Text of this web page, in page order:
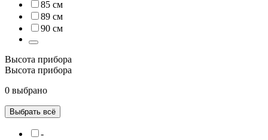
85 см
89 см
90 см
Высота прибора
Высота прибора
0 выбрано
Выбрать всё
-